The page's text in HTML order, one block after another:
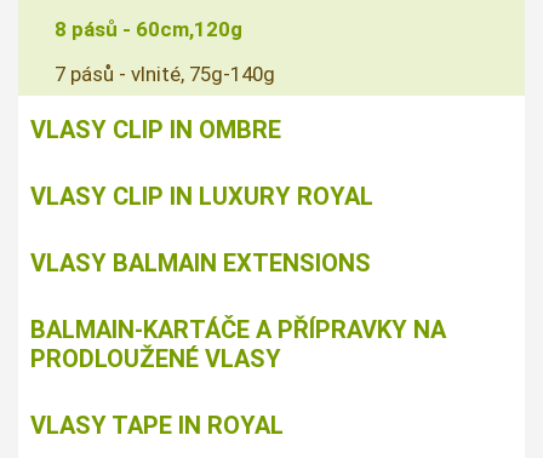
8 pásů - 60cm,120g
7 pásů - vlnité, 75g-140g
VLASY CLIP IN OMBRE
VLASY CLIP IN LUXURY ROYAL
VLASY BALMAIN EXTENSIONS
BALMAIN-KARTÁČE A PŘÍPRAVKY NA
PRODLOUŽENÉ VLASY
VLASY TAPE IN ROYAL